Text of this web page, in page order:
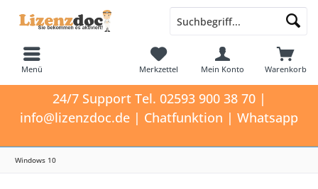
Warenkorb
Merkzettel Mein Konto
Menü
24/7 Support Tel. 02593 900 38 70 |
info@lizenzdoc.de | Chatfunktion | Whatsapp
Windows 10